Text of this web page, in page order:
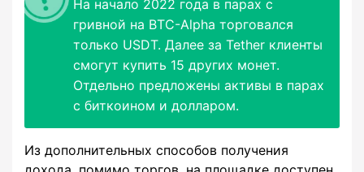
На начало 2022 года в парах с
гривной на BTC-Alpha торговался
только USDT. Далее за Tether клиенты
смогут купить 15 других монет.
Отдельно предложены активы в парах
с биткоином и долларом.
Из дополнительных способов получения